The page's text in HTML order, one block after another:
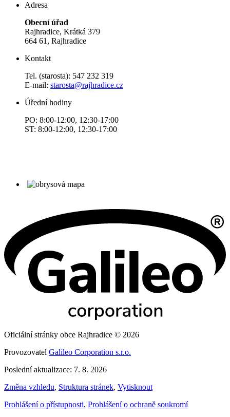
Adresa
Obecní úřad
Rajhradice, Krátká 379
664 61, Rajhradice
Kontakt
Tel. (starosta): 547 232 319
E-mail: starosta@rajhradice.cz
Úřední hodiny
PO: 8:00-12:00, 12:30-17:00
ST: 8:00-12:00, 12:30-17:00
Oficiální stránky obce Rajhradice © 2026
Provozovatel Galileo Corporation s.r.o.
Poslední aktualizace: 7. 8. 2026
Změna vzhledu, Struktura stránek, Vytisknout
Prohlášení o přístupnosti, Prohlášení o ochraně soukromí